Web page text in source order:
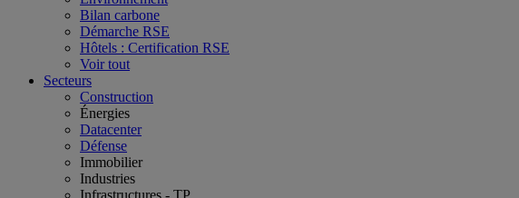
Bilan carbone
Démarche RSE
Hôtels : Certification RSE
Voir tout
Secteurs
Construction
Énergies
Datacenter
Défense
Immobilier
Industries
Infrastructures - TP